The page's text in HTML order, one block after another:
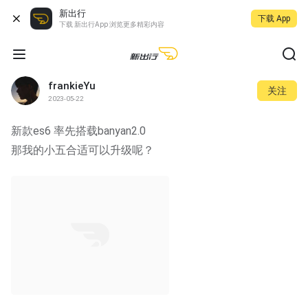
新出行
下载 新出行App 浏览更多精彩内容
下载 App
frankieYu
2023-05-22
关注
新款es6 率先搭载banyan2.0
那我的小五合适可以升级呢？